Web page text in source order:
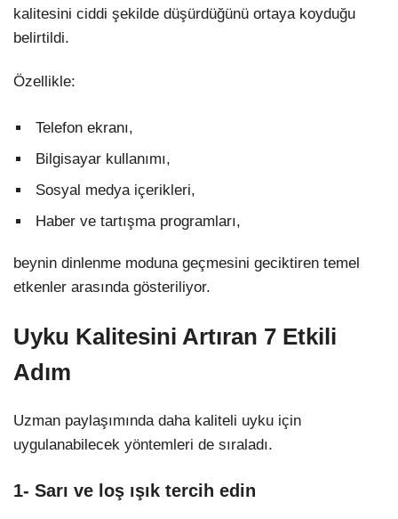
kalitesini ciddi şekilde düşürdüğünü ortaya koyduğu
belirtildi.
Özellikle:
Telefon ekranı,
Bilgisayar kullanımı,
Sosyal medya içerikleri,
Haber ve tartışma programları,
beynin dinlenme moduna geçmesini geciktiren temel
etkenler arasında gösteriliyor.
Uyku Kalitesini Artıran 7 Etkili
Adım
Uzman paylaşımında daha kaliteli uyku için
uygulanabilecek yöntemleri de sıraladı.
1- Sarı ve loş ışık tercih edin